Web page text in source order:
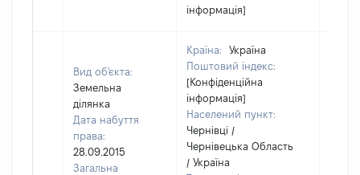
інформація]
Вид об'єкта:
Земельна
ділянка
Дата набуття
права:
28.09.2015
Загальна
Країна:
Україна
Поштовий індекс:
[Конфіденційна
інформація]
Населений пункт:
Чернівці /
Чернівецька Область
/ Україна